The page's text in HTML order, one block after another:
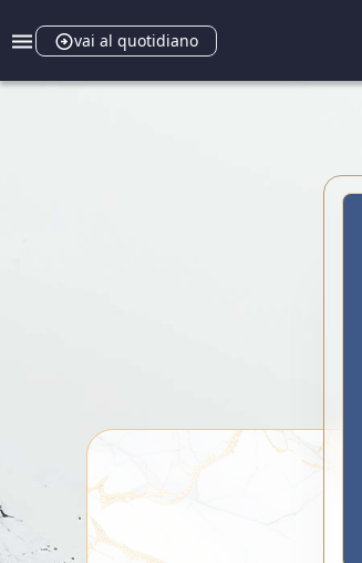
vai al quotidiano